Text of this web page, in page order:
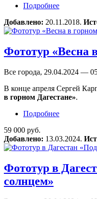
Подробнее
Сиккима»
Добавлено: 20.11.2018.
Фототур «Весна
Все города, 29.04.2024 —
В конце апреля Сергей
в горном Дагестане».
Подробнее
59 000 руб.
Добавлено: 13.03.2024.
Фототур в
солнцем»